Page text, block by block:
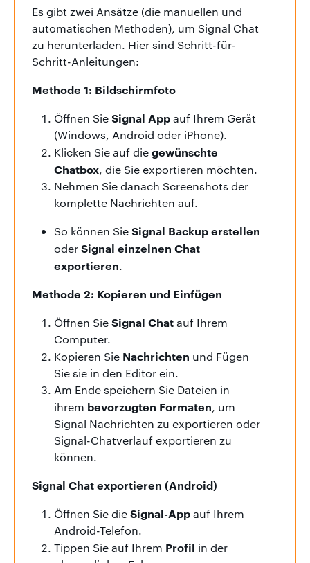
Es gibt zwei Ansätze (die manuellen und
automatischen Methoden), um Signal Chat
zu herunterladen. Hier sind Schritt-für-
Schritt-Anleitungen:
Methode 1: Bildschirmfoto
Öffnen SieSignal Appauf Ihrem Gerät
(Windows, Android oder iPhone).
Klicken Sie auf diegewünschte
Chatbox, die Sie exportieren möchten.
Nehmen Sie danach Screenshots der
komplette Nachrichten auf.
So können SieSignal Backup erstellen
oderSignal einzelnen Chat
exportieren.
Methode 2: Kopieren und Einfügen
Öffnen SieSignal Chatauf Ihrem
Computer.
Kopieren Sie Nachrichten und Fügen
Sie sie in den Editor ein.
Am Ende speichern Sie Dateien in
ihrem bevorzugten Formaten, um
Signal Nachrichten zu exportieren oder
Signal-Chatverlauf exportieren zu
können.
Signal Chat exportieren (Android)
Öffnen Sie dieSignal-Appauf Ihrem
Android-Telefon.
Tippen Sie auf Ihrem Profil in der